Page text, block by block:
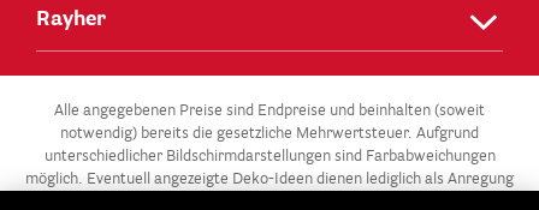
Rayher
Alle angegebenen Preise sind Endpreise und beinhalten (soweit
notwendig) bereits die gesetzliche Mehrwertsteuer. Aufgrund
unterschiedlicher Bildschirmdarstellungen sind Farbabweichungen
möglich. Eventuell angezeigte Deko-Ideen dienen lediglich als Anregung